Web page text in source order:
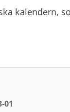
kalendern,
01